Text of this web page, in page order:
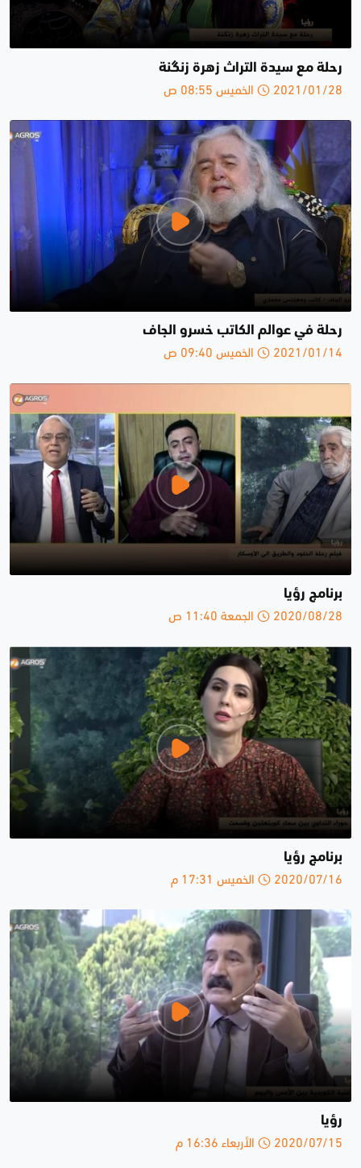
رحلة مع سيدة التراث زهرة زنگنة
2021/01/28 الخميس 08:55 ص
رحلة في عوالم الكاتب خسرو الجاف
2021/01/14 الخميس 09:40 ص
برنامج رؤيا
2020/08/28 الجمعة 11:40 ص
برنامج رؤيا
2020/07/16 الخميس 17:31 م
رؤيا
2020/07/15 الأربعاء 16:36 م